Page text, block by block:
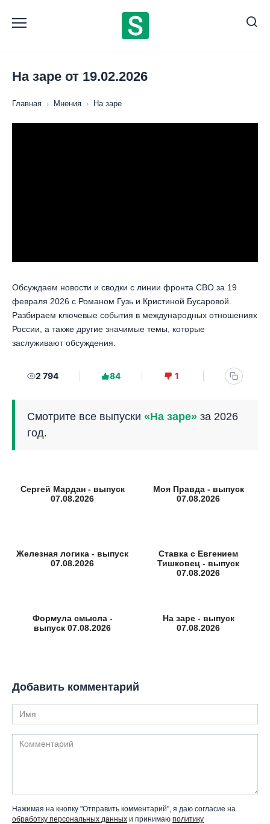
содержанию
На заре от 19.02.2026
Главная › Мнения › На заре
Обсуждаем новости и сводки с линии фронта СВО за 19
февраля 2026 с Романом Гузь и Кристиной Бусаровой.
Разбираем ключевые события в международных отношениях
России, а также другие значимые темы, которые
заслуживают обсуждения.
2 794 84 1
Смотрите все выпуски «На заре» за 2026
год.
Сергей Мардан - выпуск
07.08.2026
Моя Правда - выпуск
07.08.2026
Железная логика - выпуск
07.08.2026
Ставка с Евгением
Тишковец - выпуск
07.08.2026
Формула смысла -
выпуск 07.08.2026
На заре - выпуск
07.08.2026
Добавить комментарий
Имя
Комментарий
Нажимая на кнопку "Отправить комментарий", я даю согласие на
обработку персональных данных и принимаю политику